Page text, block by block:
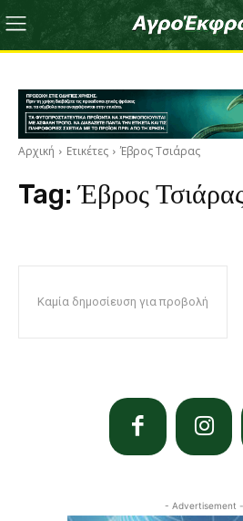
Αρχική Ετικέτες Έβρος Τσιάρας
Tag:Έβρος
Καμία δημοσίευση για προβολή
- Advertisement -